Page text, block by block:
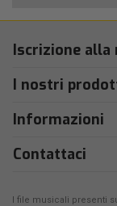
Iscrizione
I nostri
Informazioni
Contattaci
I file musicali presenti